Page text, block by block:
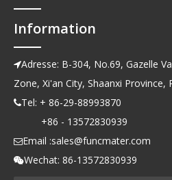
Information
Adresse: B-304, No.69, Gazelle
Zone, Xi'an City, Shaanxi Province,
Tel: + 86-29-88993870
+86 - 13572830939
Email :sales@funcmater.com
Wechat: 86-13572830939